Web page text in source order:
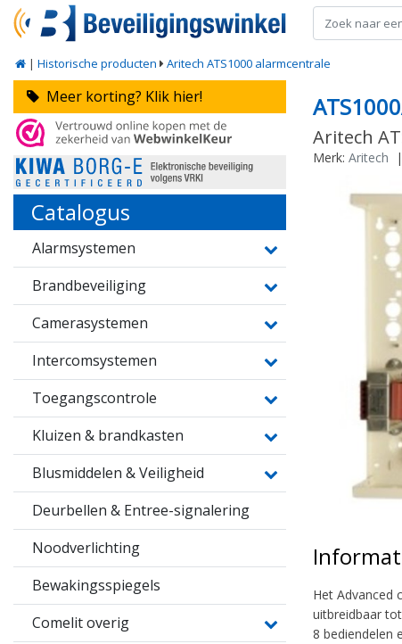
| Historische producten Aritech ATS1000 alarmcentrale
Meer korting? Klik hier!
Catalogus
Alarmsystemen
Brandbeveiliging
Camerasystemen
Intercomsystemen
Toegangscontrole
Kluizen & brandkasten
Blusmiddelen & Veiligheid
Deurbellen & Entree-signalering
Noodverlichting
Bewakingsspiegels
Comelit overig
Aritech
Merk: Aritech |
Het Advanced
uitbreidbaar
8 bediendelen